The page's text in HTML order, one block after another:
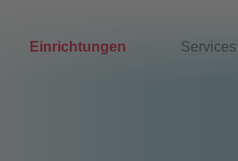
Einrichtungen Services